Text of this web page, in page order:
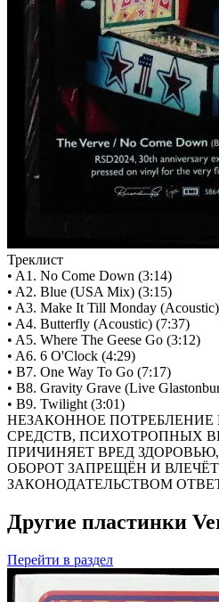
Треклист
• A1. No Come Down (3:14)
• A2. Blue (USA Mix) (3:15)
• A3. Make It Till Monday
• A4. Butterfly (Acoustic) (7:37)
• A5. Where The Geese Go (3:12)
• A6. 6 O'Clock (4:29)
• B7. One Way To Go (7:17)
• B8. Gravity Grave (Live
• B9. Twilight (3:01)
НЕЗАКОННОЕ
СРЕДСТВ, ПСИХОТРОПНЫХ
ПРИЧИНЯЕТ ВРЕД
ОБОРОТ ЗАПРЕЩЁН И
ЗАКОНОДАТЕЛЬСТВОМ
Другие пластинки
Перейти в раздел